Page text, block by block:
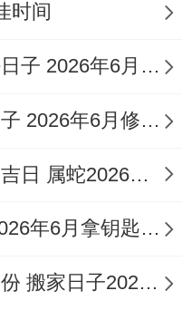
、入学、裁衣
破方位:西南
位（主事业升
时间
2026年4月乔迁新居的好日子 2026年6月乔迁入宅最好的日子
2026年4月适合修造的日子 2026年6月修造吉日
属蛇人2026年4月份搬家吉日 属蛇2026年4月最佳乔迁日期
2026年4月拿钥匙吉日 2026年6月拿钥匙的日子
搬家吉日测算2026年7月份 搬家日子2026年6月黄道吉日